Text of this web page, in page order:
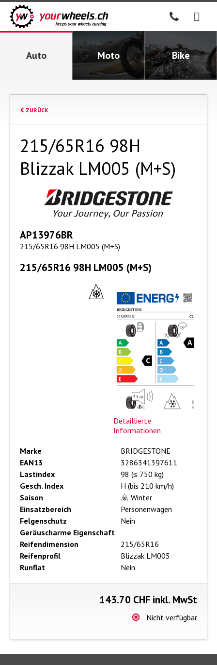
Auto Moto Bike
ZURÜCK
215/65R16 98H
Blizzak LM005 (M+S)
AP13976BR
215/65R16 98H LM005 (M+S)
215/65R16 98H LM005 (M+S)
Detaillierte
Informationen
Marke
BRIDGESTONE
EAN13
3286341397611
Lastindex
98 (≤ 750 kg)
Gesch. Index
H (bis 210 km/h)
Saison
Winter
Einsatzbereich
Personenwagen
Felgenschutz
Nein
Geräuscharme Eigenschaft
Reifendimension
215/65R16
Reifenprofil
Blizzak LM005
Runflat
Nein
143.70 CHF inkl. MwSt
Nicht verfügbar